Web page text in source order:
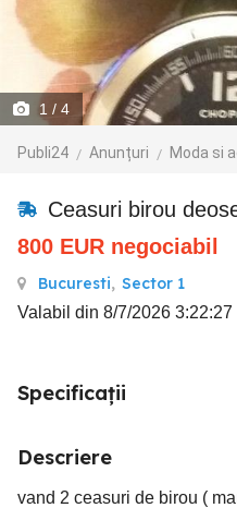
1 / 4
Publi24 Anunțuri Moda si
Ceasuri birou
800 EUR negociabil
Bucuresti, Sector 1
Valabil din 8/7/2026 3:22:27
Specificații
Descriere
vand 2 ceasuri de birou (